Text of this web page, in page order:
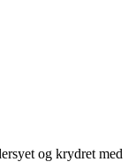
og krydret med